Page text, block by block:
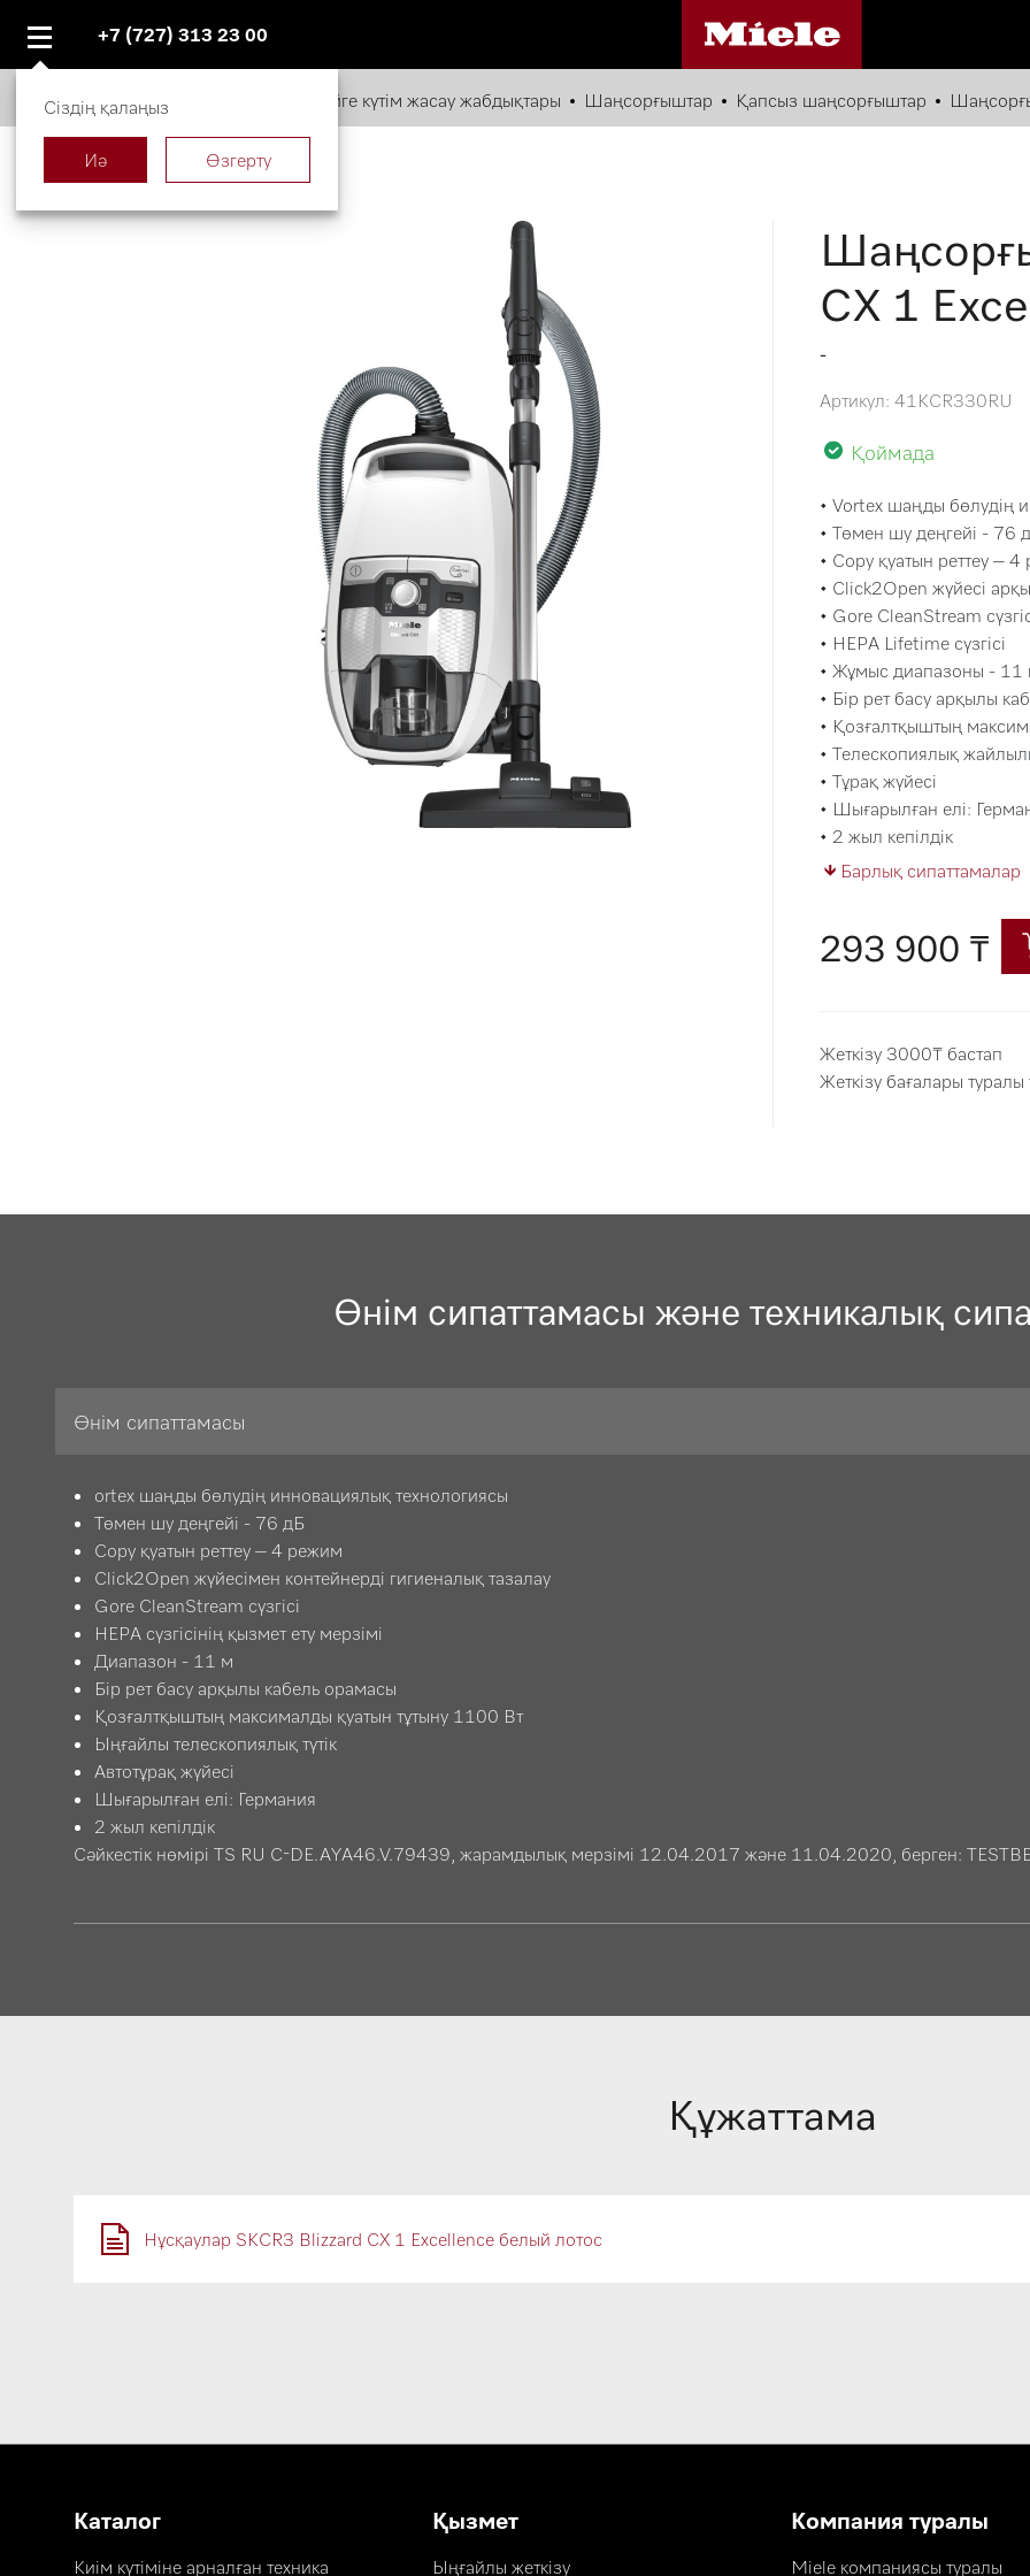
+7 (727) 313 23 00
miele.kz Үйге күтім жасау жабдықтары Шаңсорғыштар Қапсыз шаңсорғыштар
CX 1
-
Артикул: 41KCR330RU
Қоймада
• Vortex шаңды бөлудің
• Төмен шу деңгейі - 76
• Сору қуатын реттеу –
• Click2Open жүйесі
• Gore CleanStream
• HEPA Lifetime сүзгісі
• Жұмыс диапазоны - 11
• Бір рет басу арқылы
• Қозғалтқыштың
• Телескопиялық
• Тұрақ жүйесі
• Шығарылған елі:
• 2 жыл кепілдік
Барлық сипаттамалар
293 900 ₸
Жеткізу 3000₸ бастап
Жеткізу бағалары
Өнім сипаттамасы және техникалық
Өнім сипаттамасы
ortex шаңды бөлудің инновациялық технологиясы
Төмен шу деңгейі - 76 дБ
Сору қуатын реттеу – 4 режим
Click2Open жүйесімен контейнерді гигиеналық тазалау
Gore CleanStream сүзгісі
HEPA сүзгісінің қызмет ету мерзімі
Диапазон - 11 м
Бір рет басу арқылы кабель орамасы
Қозғалтқыштың максималды қуатын тұтыну 1100 Вт
Ыңғайлы телескопиялық түтік
Автотұрақ жүйесі
Шығарылған елі: Германия
2 жыл кепілдік
Сәйкестік нөмірі TS RU C-DE.AYA46.V.79439, жарамдылық мерзімі 12.04.2017 және 11.04.2020, берген:
Құжаттама
Нұсқаулар SKCR3 Blizzard CX 1 Excellence белый лотос
Каталог
Киім күтіміне арналған техника
Қызмет
Ыңғайлы жеткізу
Компания туралы
Miele компаниясы туралы
Сіздің қалаңыз
Иә Өзгерту